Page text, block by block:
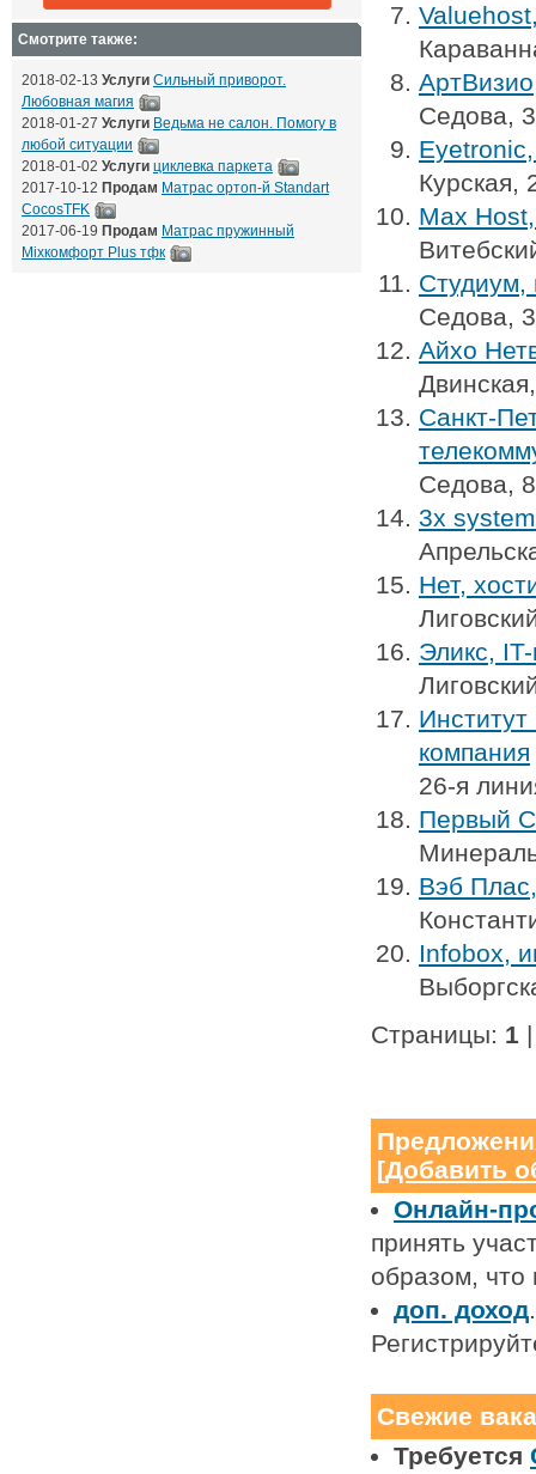
Седова,
Курская,
Max
Студиум,
Седова,
Айхо
Санкт-
Седова,
3x
Нет,
Эликс,
компания
26-я
Первый
Вэб
Infobox,
Страницы: 1
[Добавить
Онлайн-
принять
образом, что
доп. доход
Свежие
Требуется
Смотрите также:
2018-02-13 Услуги Сильный приворот.
Любовная магия
2018-01-27 Услуги Ведьма не салон. Помогу в
любой ситуации
2018-01-02 Услуги циклевка паркета
2017-10-12 Продам Матрас ортоп-й Standart
CocosTFK
2017-06-19 Продам Матрас пружинный
Mixкомфорт Plus тфк